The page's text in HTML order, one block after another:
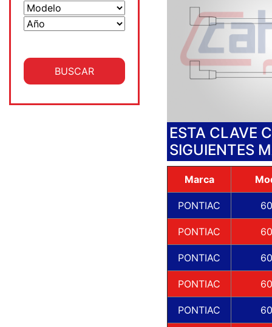
ESTA CLAVE
SIGUIENTES
Marca
PONTIAC
PONTIAC
PONTIAC
PONTIAC
PONTIAC